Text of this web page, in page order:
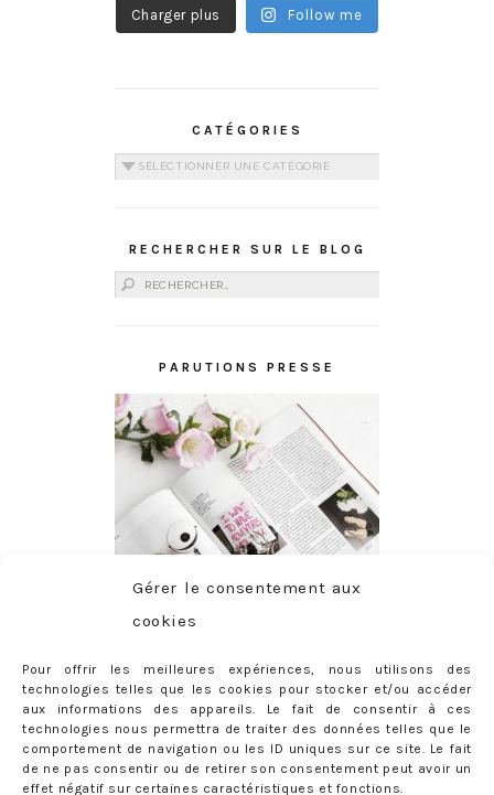
Gérer le consentement aux
cookies
Pour offrir les meilleures expériences, nous utilisons des
technologies telles que les cookies pour stocker et/ou accéder
aux informations des appareils. Le fait de consentir à ces
technologies nous permettra de traiter des données telles que le
comportement de navigation ou les ID uniques sur ce site. Le fait
de ne pas consentir ou de retirer son consentement peut avoir un
effet négatif sur certaines caractéristiques et fonctions.
Charger plus Follow me
CATÉGORIES
Catégories
RECHERCHER SUR LE BLOG
Rechercher :
PARUTIONS PRESSE